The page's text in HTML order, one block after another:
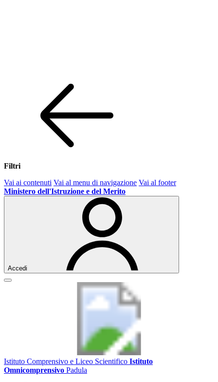
Filtri
Vai ai contenuti Vai al menu di navigazione Vai al footer
Ministero dell'Istruzione e del Merito
Accedi
Istituto Comprensivo e Liceo Scientifico Istituto
Omnicomprensivo Padula